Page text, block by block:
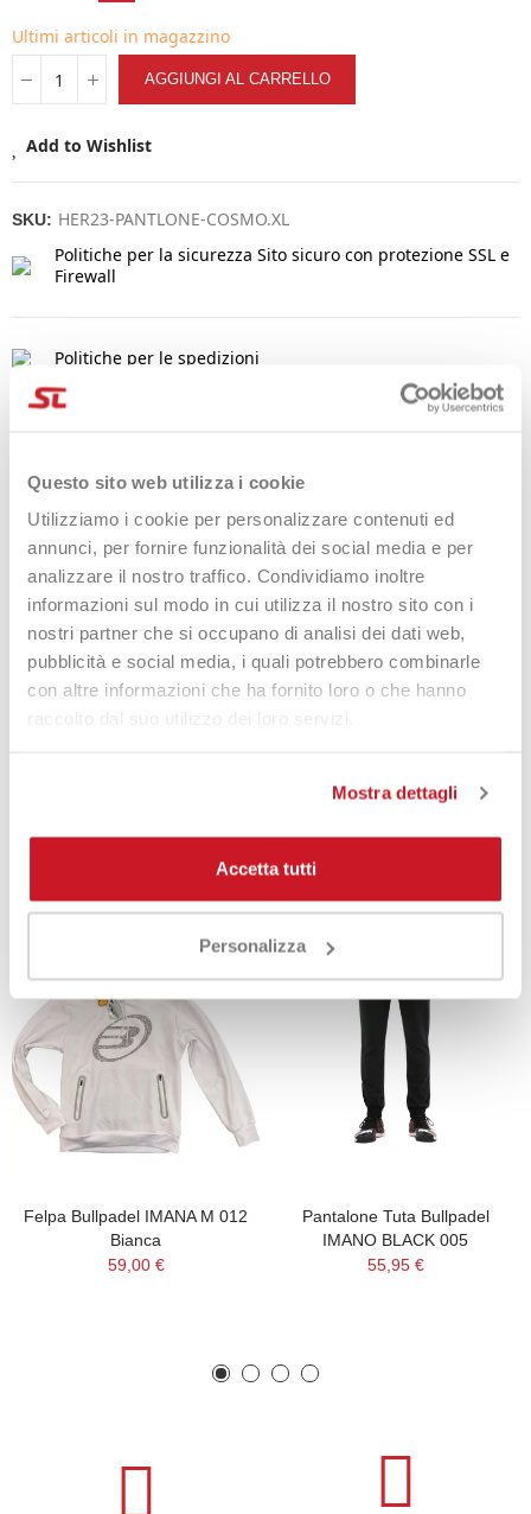
Questo sito web utilizza i cookie
Utilizziamo i cookie per personalizzare contenuti ed
annunci, per fornire funzionalità dei social media e per
analizzare il nostro traffico. Condividiamo inoltre
informazioni sul modo in cui utilizza il nostro sito con i
nostri partner che si occupano di analisi dei dati web,
pubblicità e social media, i quali potrebbero combinarle
con altre informazioni che ha fornito loro o che hanno
raccolto dal suo utilizzo dei loro servizi.
Mostra dettagli
Accetta tutti
Personalizza
Ultimi articoli in magazzino
AGGIUNGI AL CARRELLO
Add to Wishlist
SKU: HER23-PANTLONE-COSMO.XL
Politiche per la sicurezza Sito sicuro con protezione SSL e
Firewall
Politiche per le spedizioni
DESCRIZIONE
Scopri la nuova collezione abbigliamento 2023 di Heroe's. Il
massimo comfort, in ogni partita.
DETTAGLI DEL PRODOTTO
Prodotti che potrebbero
interessarti
Felpa Bullpadel IMANA M 012
Bianca
59,00 €
Pantalone Tuta Bullpadel
IMANO BLACK 005
55,95 €